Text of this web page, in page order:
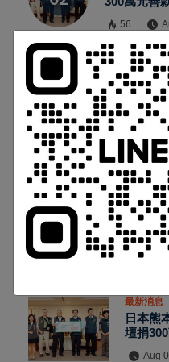
56
最新消息
2026城鎮
網路降速演
64
熱門新聞
最新消息
2026國
銀4銅
實力
最新消息
日本熊
壇捐
Aug